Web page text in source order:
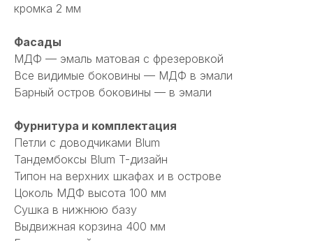
кромка 2 мм
Фасады
МДФ — эмаль матовая с фрезеровкой
Все видимые боковины — МДФ в эмали
Барный остров боковины — в эмали
Фурнитура и комплектация
Петли с доводчиками Blum
Тандембоксы Blum T-дизайн
Типон на верхних шкафах и в острове
Цоколь МДФ высота 100 мм
Сушка в нижнюю базу
Выдвижная корзина 400 мм